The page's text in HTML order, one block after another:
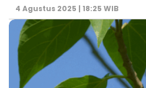
4 Agustus 2025 | 18:25 WIB